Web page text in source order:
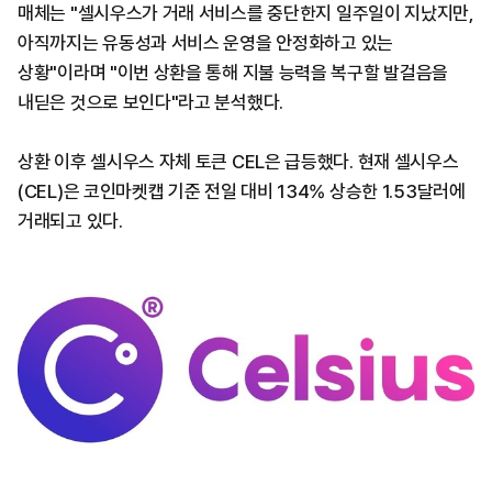
매체는 "셀시우스가 거래 서비스를 중단한지 일주일이 지났지만,
아직까지는 유동성과 서비스 운영을 안정화하고 있는
상황"이라며 "이번 상환을 통해 지불 능력을 복구할 발걸음을
내딛은 것으로 보인다"라고 분석했다.
상환 이후 셀시우스 자체 토큰 CEL은 급등했다. 현재 셀시우스
(CEL)은 코인마켓캡 기준 전일 대비 134% 상승한 1.53달러에
거래되고 있다.